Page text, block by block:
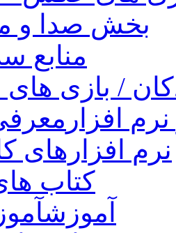
بخش صدا و
منابع
/ بازی
افزار
نرم افزارهای
کتاب
آموزش